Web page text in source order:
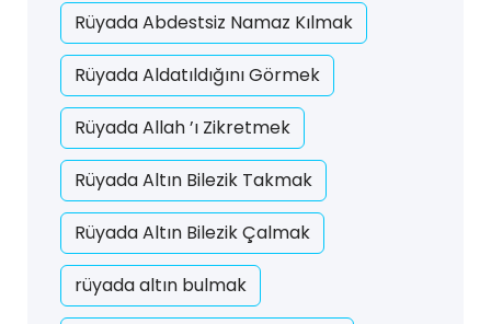
Rüyada Abdestsiz Namaz Kılmak
Rüyada Aldatıldığını Görmek
Rüyada Allah ’ı Zikretmek
Rüyada Altın Bilezik Takmak
Rüyada Altın Bilezik Çalmak
rüyada altın bulmak